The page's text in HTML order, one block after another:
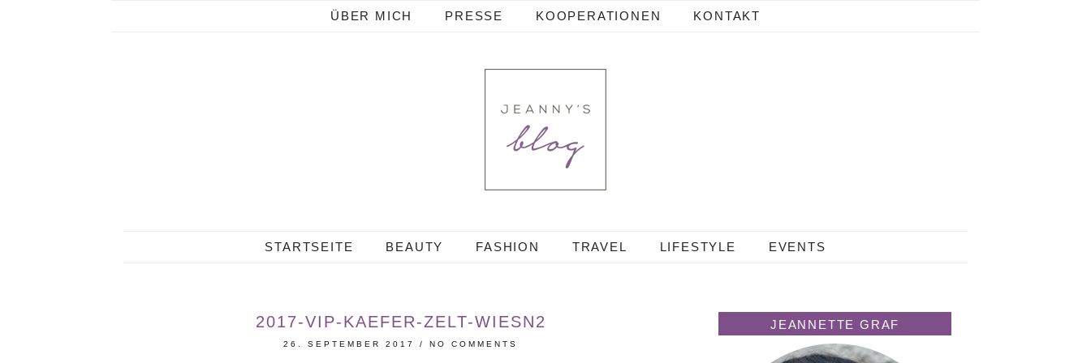
ÜBER MICH PRESSE KOOPERATIONEN KONTAKT
STARTSEITE BEAUTY FASHION TRAVEL LIFESTYLE EVENTS
2017-VIP-KAEFER-ZELT-WIESN2
26. SEPTEMBER 2017 /NO COMMENTS
JEANNETTE GRAF